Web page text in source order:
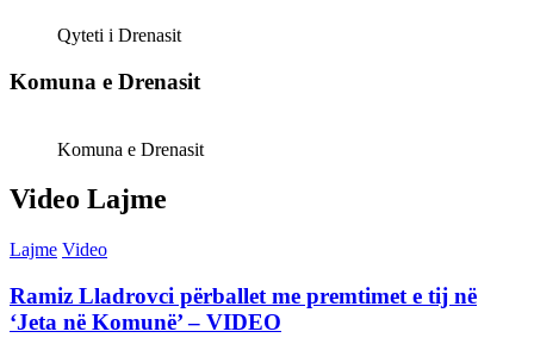
Qyteti i Drenasit
Komuna e Drenasit
Komuna e Drenasit
Video Lajme
Lajme Video
Ramiz Lladrovci përballet me premtimet e tij në
‘Jeta në Komunë’ – VIDEO